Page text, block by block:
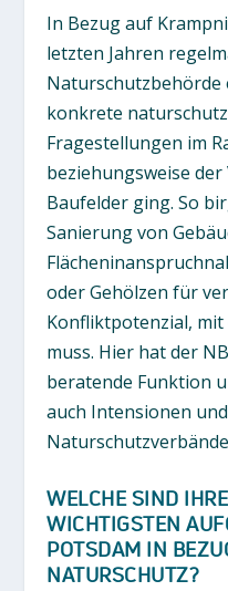
In Bezug auf
letzten Jahren
Naturschutzbehörde
konkrete
Fragestellungen im
beziehungsweise
Baufelder ging. So
Sanierung von
oder Gehölzen für
Konfliktpotenzial,
muss. Hier hat der
beratende Funktion
auch Intensionen
WELCHE SIND
WICHTIGSTEN
POTSDAM IN
NATURSCHUTZ?